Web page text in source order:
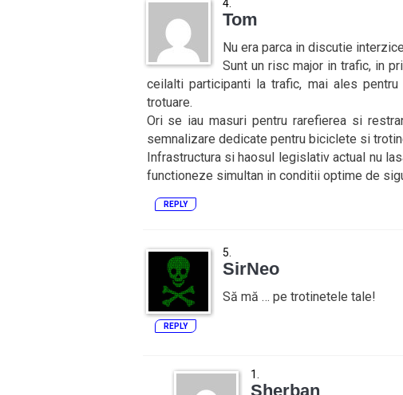
Tom
Nu era parca in discutie
Sunt un risc major in trafic, in
ceilalti participanti la trafic, mai ales
trotuare.
Ori se iau masuri pentru rarefierea si
semnalizare dedicate pentru biciclete si
Infrastructura si haosul legislativ actual nu
functioneze simultan in conditii optime de
REPLY
SirNeo
Să mă … pe trotinetele tale!
REPLY
Sherban